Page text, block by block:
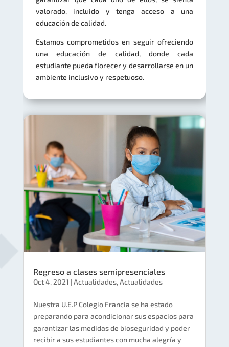
valorado, incluido y tenga acceso a una
educación de calidad.
Estamos comprometidos en seguir ofreciendo
una educación de calidad, donde cada
estudiante pueda florecer y desarrollarse en un
ambiente inclusivo y respetuoso.
Regreso a clases semipresenciales
Oct 4, 2021 |Actualidades,Actualidades
Nuestra U.E.P Colegio Francia se ha estado
preparando para acondicionar sus espacios para
garantizar las medidas de bioseguridad y poder
recibir a sus estudiantes con mucha alegría y